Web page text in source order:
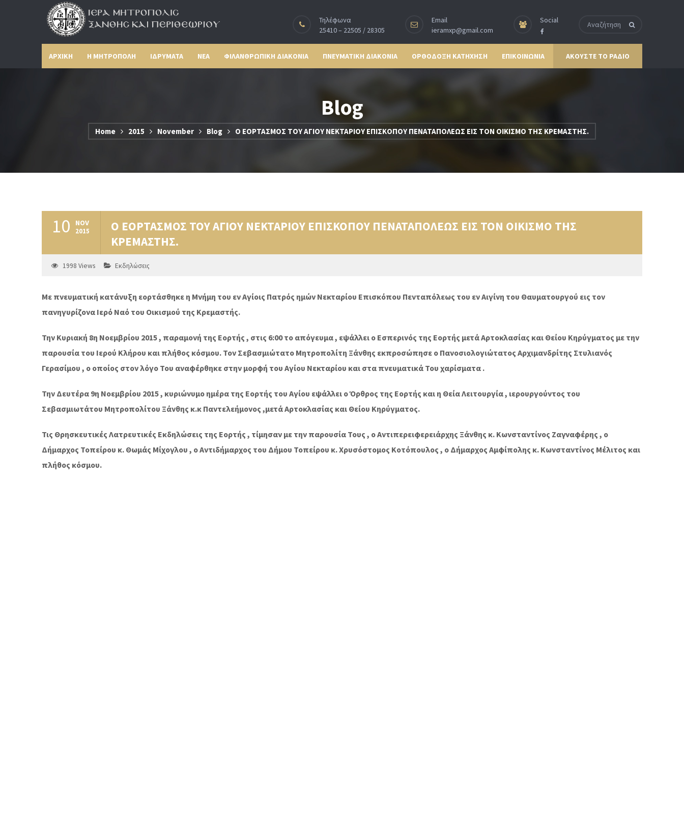
Τηλέφωνα
25410 – 22505 / 28305
Email
ieramxp@gmail.com
Social
ΑΡΧΙΚΗ Η ΜΗΤΡΟΠΟΛΗ ΙΔΡΥΜΑΤΑ ΝΕΑ ΦΙΛΑΝΘΡΩΠΙΚΗ ΔΙΑΚΟΝΙΑ ΠΝΕΥΜΑΤΙΚΗ ΔΙΑΚΟΝΙΑ ΟΡΘΟΔΟΞΗ ΚΑΤΗΧΗΣΗ ΕΠΙΚΟΙΝΩΝΙΑ ΑΚΟΥΣΤΕ ΤΟ ΡΑΔΙΟ
Blog
Home 2015 November Blog Ο ΕΟΡΤΑΣΜΟΣ ΤΟΥ ΑΓΙΟΥ ΝΕΚΤΑΡΙΟΥ ΕΠΙΣΚΟΠΟΥ ΠΕΝΑΤΑΠΟΛΕΩΣ ΕΙΣ ΤΟΝ ΟΙΚΙΣΜΟ ΤΗΣ ΚΡΕΜΑΣΤΗΣ.
10 NOV
2015
Ο ΕΟΡΤΑΣΜΟΣ ΤΟΥ ΑΓΙΟΥ ΝΕΚΤΑΡΙΟΥ ΕΠΙΣΚΟΠΟΥ ΠΕΝΑΤΑΠΟΛΕΩΣ ΕΙΣ ΤΟΝ ΟΙΚΙΣΜΟ ΤΗΣ
ΚΡΕΜΑΣΤΗΣ.
1998 Views Εκδηλώσεις
Με πνευματική κατάνυξη εορτάσθηκε η Μνήμη του εν Αγίοις Πατρός ημών Νεκταρίου Επισκόπου Πενταπόλεως του εν Αιγίνη του Θαυματουργού εις τον
πανηγυρίζονα Ιερό Ναό του Οικισμού της Κρεμαστής.
Την Κυριακή 8η Νοεμβρίου 2015 , παραμονή της Εορτής , στις 6:00 το απόγευμα , εψάλλει ο Εσπερινός της Εορτής μετά Αρτοκλασίας και Θείου Κηρύγματος με την
παρουσία του Ιερού Κλήρου και πλήθος κόσμου. Τον Σεβασμιώτατο Μητροπολίτη Ξάνθης εκπροσώπησε ο Πανοσιολογιώτατος Αρχιμανδρίτης Στυλιανός
Γερασίμου , ο οποίος στον λόγο Του αναφέρθηκε στην μορφή του Αγίου Νεκταρίου και στα πνευματικά Του χαρίσματα .
Την Δευτέρα 9η Νοεμβρίου 2015 , κυριώνυμο ημέρα της Εορτής του Αγίου εψάλλει ο Όρθρος της Εορτής και η Θεία Λειτουργία , ιερουργούντος του
Σεβασμιωτάτου Μητροπολίτου Ξάνθης κ.κ Παντελεήμονος ,μετά Αρτοκλασίας και Θείου Κηρύγματος.
Τις Θρησκευτικές Λατρευτικές Εκδηλώσεις της Εορτής , τίμησαν με την παρουσία Τους , ο Αντιπερειφερειάρχης Ξάνθης κ. Κωνσταντίνος Ζαγναφέρης , ο
Δήμαρχος Τοπείρου κ. Θωμάς Μίχογλου , ο Αντιδήμαρχος του Δήμου Τοπείρου κ. Χρυσόστομος Κοτόπουλος , ο Δήμαρχος Αμφίπολης κ. Κωνσταντίνος Μέλιτος και
πλήθος κόσμου.